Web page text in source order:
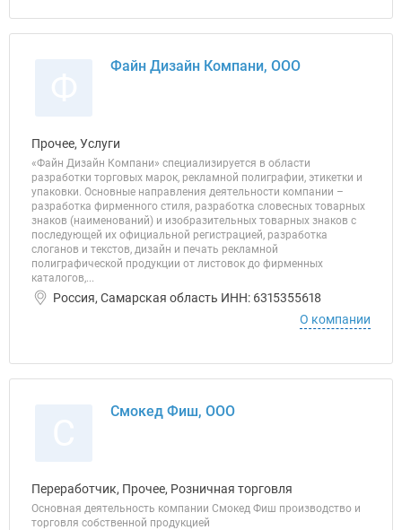
Файн Дизайн Компани, ООО
Прочее, Услуги
«Файн Дизайн Компани» специализируется в области
разработки торговых марок, рекламной полиграфии, этикетки и
упаковки. Основные направления деятельности компании –
разработка фирменного стиля, разработка словесных товарных
знаков (наименований) и изобразительных товарных знаков с
последующей их официальной регистрацией, разработка
слоганов и текстов, дизайн и печать рекламной
полиграфической продукции от листовок до фирменных
каталогов,...
Россия, Самарская область ИНН: 6315355618
О компании
Смокед Фиш, ООО
Переработчик, Прочее, Розничная торговля
Основная деятельность компании Смокед Фиш производство и
торговля собственной продукцией